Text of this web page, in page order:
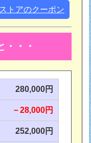
トアのクーポン
・・・
280,000円
－28,000円
252,000円